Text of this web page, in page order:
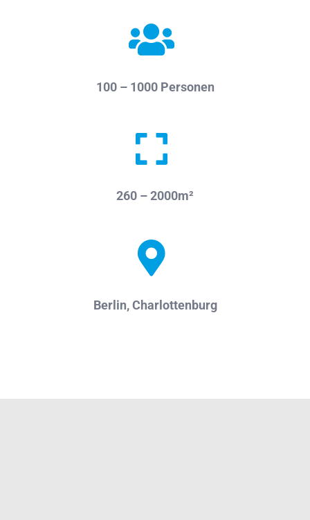
100 – 1000 Personen
260 – 2000m²
Berlin, Charlottenburg